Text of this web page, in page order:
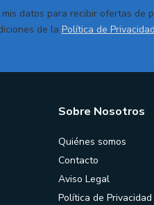
datos para recibir ofertas de
de la Política de Privacidad
Sobre Nosotros
Quiénes somos
Contacto
Aviso Legal
Política de Privacidad